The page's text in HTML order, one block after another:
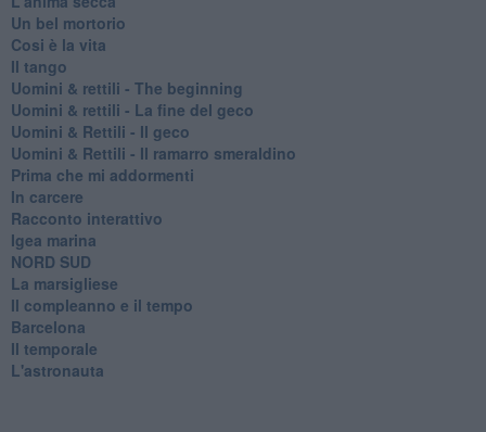
Un bel mortorio
Cosi è la vita
Il tango
​Uomini & rettili - The beginning
​Uomini & rettili - La fine del geco
Uomini & Rettili - Il geco
Uomini & Rettili - Il ramarro smeraldino
Prima che mi addormenti
In carcere
Racconto interattivo
Igea marina
​NORD SUD
La marsigliese
Il compleanno e il tempo
Barcelona
Il temporale
L'astronauta